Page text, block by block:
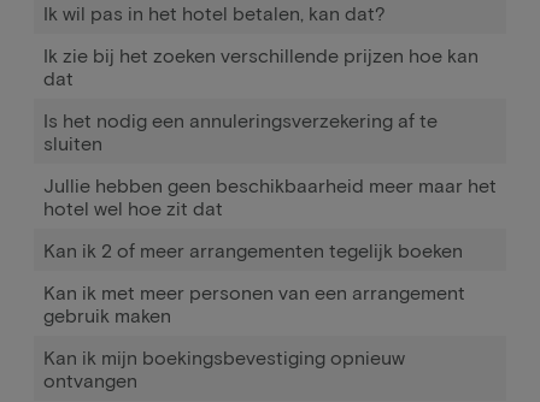
Ik wil pas in het hotel betalen, kan dat?
Ik zie bij het zoeken verschillende prijzen hoe kan
dat
Is het nodig een annuleringsverzekering af te
sluiten
Jullie hebben geen beschikbaarheid meer maar het
hotel wel hoe zit dat
Kan ik 2 of meer arrangementen tegelijk boeken
Kan ik met meer personen van een arrangement
gebruik maken
Kan ik mijn boekingsbevestiging opnieuw
ontvangen